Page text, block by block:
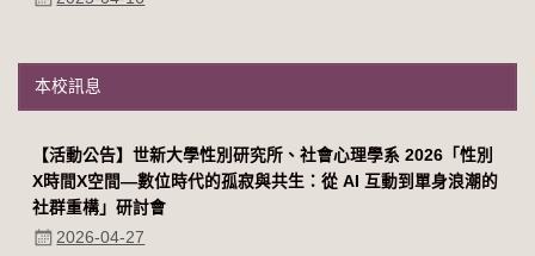
本校訊息
【活動公告】世新大學性別研究所、社會心理學系 2026「性別
Χ時間Χ空間—數位時代的孤寂與共生：從 AI 互動到單身浪潮的
社群重構」研討會
2026-04-27